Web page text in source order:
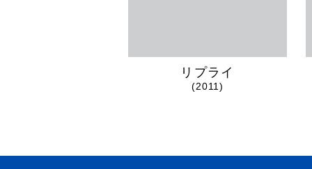
リプライ
(2011)